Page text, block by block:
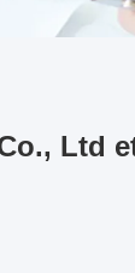
Ltd